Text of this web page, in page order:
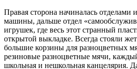
Правая сторона начиналась
машины, дальше отдел
игрушек, где весь этот странный
открытой выкладке. Всегда стояли
большие корзины для разноцветных
резиновые разноцветные мячи,
школьная и нешкольная канцелярия.